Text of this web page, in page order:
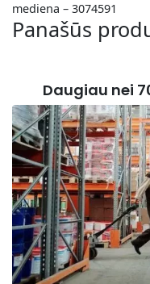
mediena – 3074591
Panašūs
Daugiau nei